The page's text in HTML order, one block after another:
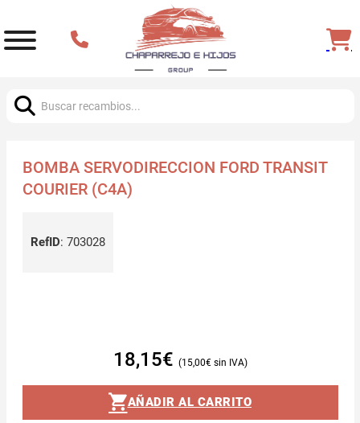
BOMBA SERVODIRECCION FORD TRANSIT
COURIER (C4A)
RefID: 703028
18,15€ 15,00€
AÑADIR AL CARRITO